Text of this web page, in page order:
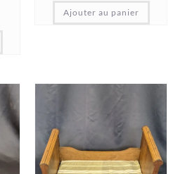
Ajouter au panier